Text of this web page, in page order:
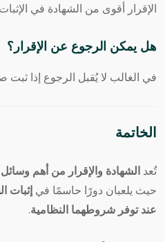
الإقرار أقوى من الشهادة في
هل يمكن الرجوع عن الإقرار؟
في الغالب لا يُقبل الرجوع إذا ثبت
الخاتمة
تُعد الشهادة والإقرار من أهم
حيث يلعبان دورًا حاسمًا في إثبات
عند توفر شروطهما النظامية.